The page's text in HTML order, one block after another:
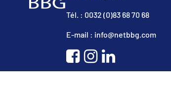
Tél. : 0032 (0)83 68 70 68
E-mail : info@netbbg.com